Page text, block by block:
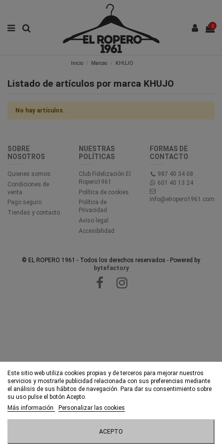
0
Inicio Marcas KHUJO
Listado de artículos por marca KHUJO
No hay artículos.
SOBRE
NOSOTROS
Quienes somos
Condiciones de
venta
Pago seguro
Tiendas y contacto
NUESTRAS
POLÍTICAS
Club Fidelización El
Ropero1961
Política de cookies
Política de
Privacidad
Aviso legal
Accesibilidad
FORMAS DE
CONTACTO
987 40 34 08
601 40 13 24
info@elropero1961.com
Este sitio web utiliza cookies propias y de terceros para mejorar nuestros
servicios y mostrarle publicidad relacionada con sus preferencias mediante
el análisis de sus hábitos de navegación. Para dar su consentimiento sobre
su uso pulse el botón Acepto.
Más información
Personalizar las cookies
ACEPTO
© EL ROPERO 1961 - Todos los derechos reservados - Powered by
bytefactory